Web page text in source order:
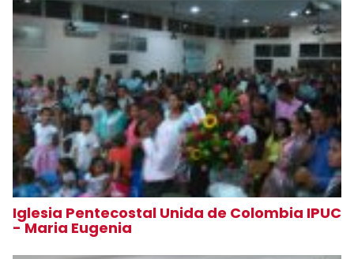
Iglesia Pentecostal Unida de Colombia IPUC
- Maria Eugenia